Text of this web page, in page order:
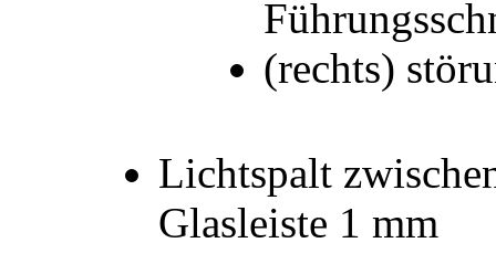
(rechts)
Lichtspalt
Glasleiste 1 mm